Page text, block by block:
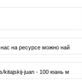
на ресурсе можно най
kitajskij-juan - 100 юань м